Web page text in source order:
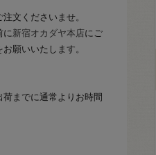
文くださいませ。
に 新宿オカダヤ本店にご
願いいたします。
荷までに通常よりお時間